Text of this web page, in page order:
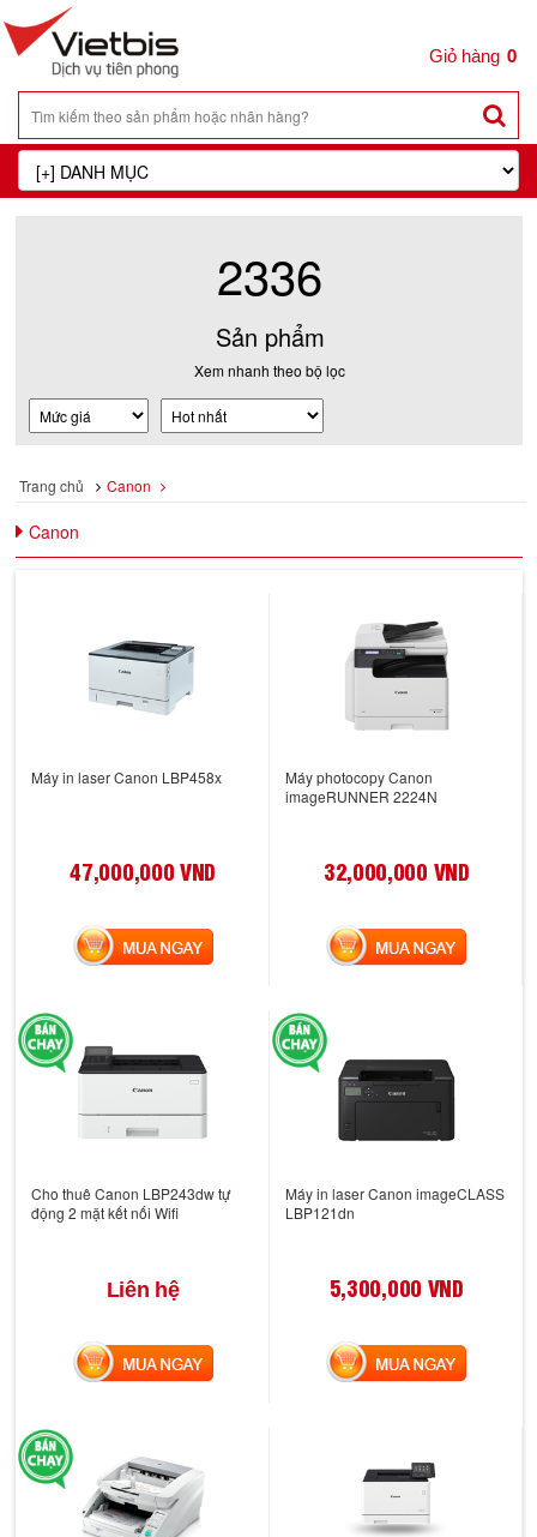
0
2336
Sản phẩm
Xem nhanh theo bộ lọc
Trang chủ Canon
Canon
Máy in laser Canon LBP458x
47,000,000 VND
MUA NGAY
Máy photocopy Canon
imageRUNNER 2224N
32,000,000 VND
MUA NGAY
Cho thuê Canon LBP243dw tự
động 2 mặt kết nối Wifi
Liên hệ
MUA NGAY
Máy in laser Canon imageCLASS
LBP121dn
5,300,000 VND
MUA NGAY